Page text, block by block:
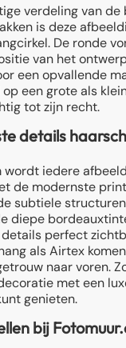
verdeling van de
is deze
De ronde
van het
een opvallende
op een grote als
tot zijn recht.
details
wordt iedere
de modernste
subtiele
diepe
perfect
als Airtex
naar voren.
met een
genieten.
bij